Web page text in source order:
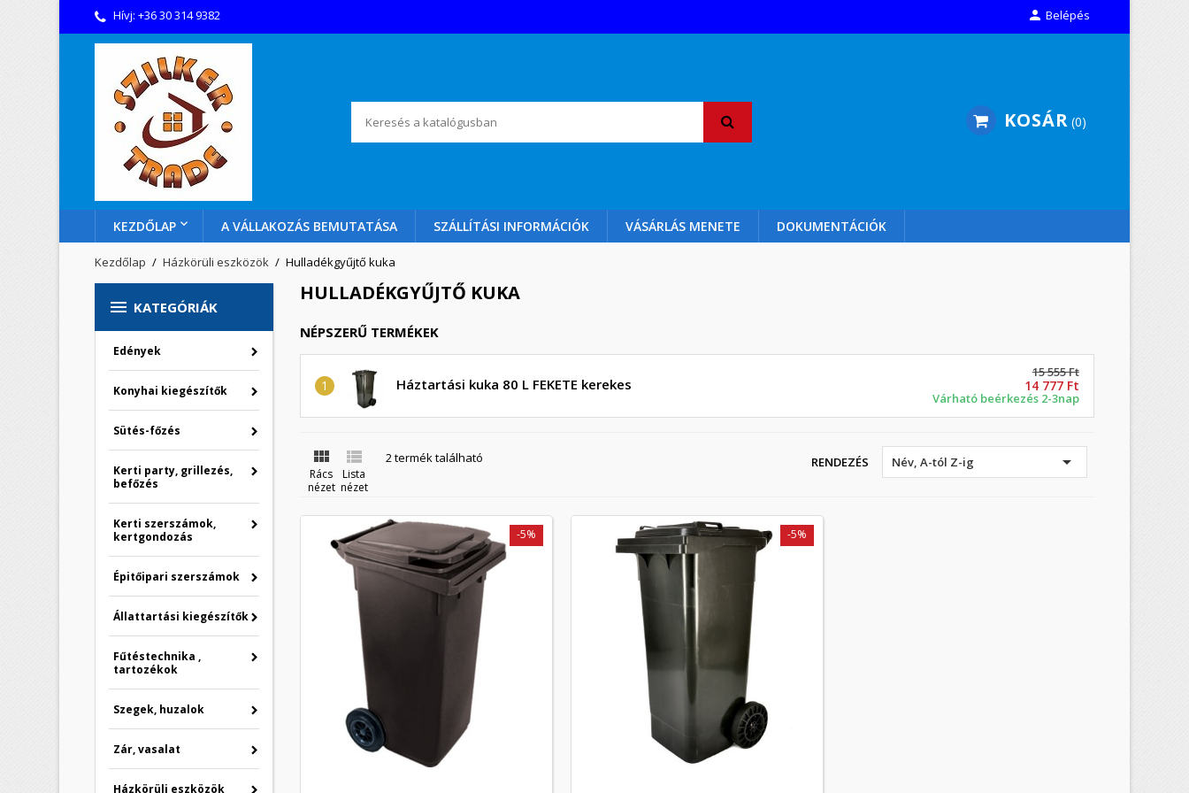
Hívj:+36 30 314 9382  Belépés
KOSÁR 0
KEZDŐLAP A VÁLLAKOZÁS BEMUTATÁSA SZÁLLÍTÁSI INFORMÁCIÓK VÁSÁRLÁS MENETE DOKUMENTÁCIÓK
Kezdőlap Házkörüli eszközök Hulladékgyűjtő kuka
 KATEGÓRIÁK
Edények
Konyhai kiegészítők
Sütés-főzés
Kerti party, grillezés,
befőzés
Kerti szerszámok,
kertgondozás
Épitőipari szerszámok
Állattartási kiegészítők
Fűtéstechnika ,
tartozékok
Szegek, huzalok
Zár, vasalat
Házkörüli eszközök
HULLADÉKGYŰJTŐ KUKA
NÉPSZERŰ TERMÉKEK
Háztartási kuka 80 L FEKETE kerekes
15 555 Ft
14 777 Ft
Várható beérkezés 2-3nap

Rács
nézet

Lista
nézet
2 termék található RENDEZÉS Név, A-tól Z-ig 
-5% -5%